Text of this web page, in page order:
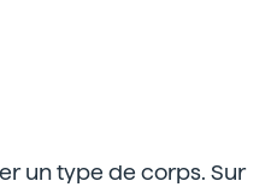
un type de corps. Sur